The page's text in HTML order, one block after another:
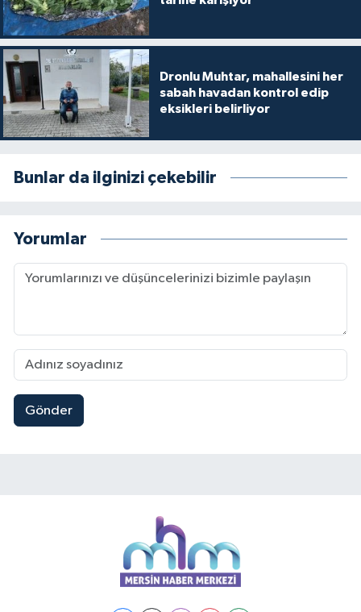
Dronlu Muhtar, mahallesini her
sabah havadan kontrol edip
eksikleri belirliyor
Bunlar da ilginizi çekebilir
Yorumlar
Gönder